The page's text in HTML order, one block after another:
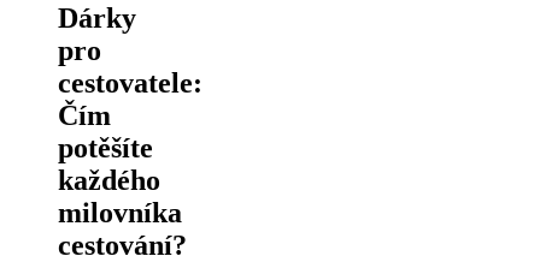
Dárky
pro
cestovatele:
Čím
potěšíte
každého
milovníka
cestování?